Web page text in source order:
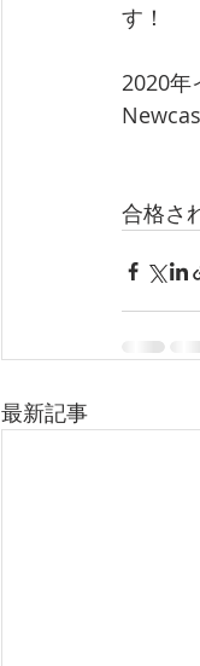
す！
2020年
合格さ
最新記事